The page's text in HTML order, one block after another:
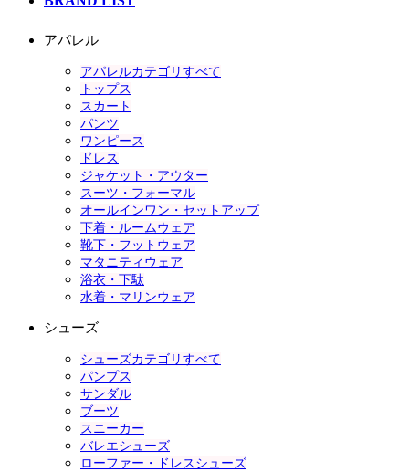
アパレル
アパレルカテゴリすべて
トップス
スカート
パンツ
ワンピース
ドレス
ジャケット・アウター
スーツ・フォーマル
オールインワン・セットアップ
下着・ルームウェア
靴下・フットウェア
マタニティウェア
浴衣・下駄
水着・マリンウェア
シューズ
シューズカテゴリすべて
パンプス
サンダル
ブーツ
スニーカー
バレエシューズ
ローファー・ドレスシューズ